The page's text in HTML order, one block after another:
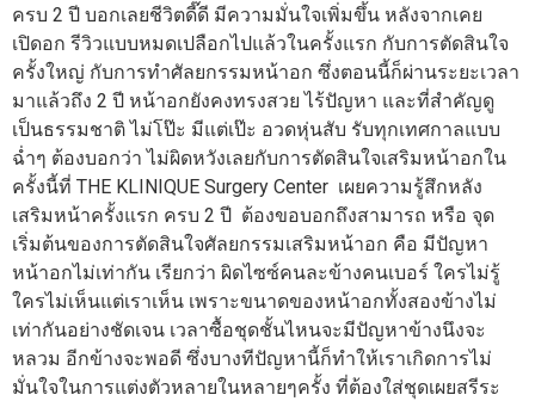
ครบ 2 ปี บอกเลยชีวิตดี๊ดี มีความมั่นใจเพิ่มขึ้น หลังจากเคย
เปิดอก รีวิวแบบหมดเปลือกไปแล้วในครั้งแรก กับการตัดสินใจ
ครั้งใหญ่ กับการทำศัลยกรรมหน้าอก ซึ่งตอนนี้ก็ผ่านระยะเวลา
มาแล้วถึง 2 ปี หน้าอกยังคงทรงสวย ไร้ปัญหา และที่สำคัญดู
เป็นธรรมชาติ ไม่โป๊ะ มีแต่เป๊ะ อวดหุ่นสับ รับทุกเทศกาลแบบ
ฉ่ำๆ ต้องบอกว่า ไม่ผิดหวังเลยกับการตัดสินใจเสริมหน้าอกใน
ครั้งนี้ที่ THE KLINIQUE Surgery Center เผยความรู้สึกหลัง
เสริมหน้าครั้งแรก ครบ 2 ปี ต้องขอบอกถึงสามารถ หรือ จุด
เริ่มต้นของการตัดสินใจศัลยกรรมเสริมหน้าอก คือ มีปัญหา
หน้าอกไม่เท่ากัน เรียกว่า ผิดไซซ์คนละข้างคนเบอร์ ใครไม่รู้
ใครไม่เห็นแต่เราเห็น เพราะขนาดของหน้าอกทั้งสองข้างไม่
เท่ากันอย่างชัดเจน เวลาซื้อชุดชั้นไหนจะมีปัญหาข้างนึงจะ
หลวม อีกข้างจะพอดี ซึ่งบางทีปัญหานี้ก็ทำให้เราเกิดการไม่
มั่นใจในการแต่งตัวหลายในหลายๆครั้ง ที่ต้องใส่ชุดเผยสรีระ